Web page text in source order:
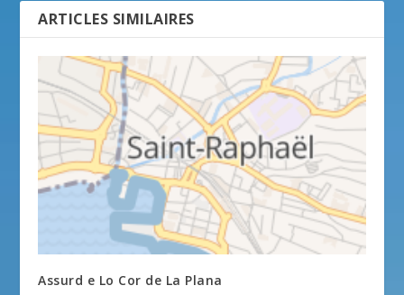
ARTICLES SIMILAIRES
Assurd e Lo Cor de La Plana